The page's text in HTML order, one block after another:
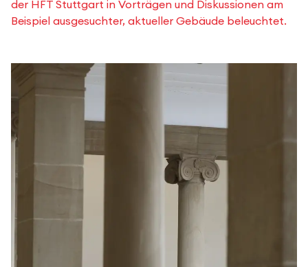
der HFT Stuttgart in Vorträgen und Diskussionen am
Beispiel ausgesuchter, aktueller Gebäude beleuchtet.